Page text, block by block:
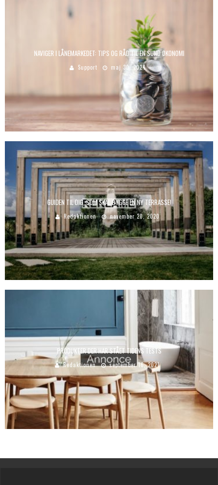
NAVIGER I LÅNEMARKEDET: TIPS OG RÅD TIL EN SUND ØKONOMI
Support maj 30, 2024
GUIDEN TIL DIG, SOM SKAL BYGGE EN NY TERRASSE!
Redaktionen november 20, 2020
PRODUKTER DER HAR STÅET TIDENS TESTS
Redaktionen september 16, 2021